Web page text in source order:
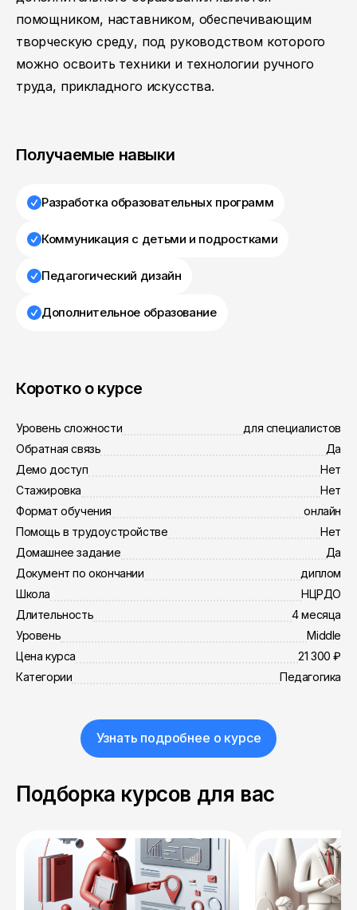
помощником, наставником, обеспечивающим
творческую среду, под руководством которого
можно освоить техники и технологии ручного
труда, прикладного искусства.
Получаемые навыки
Разработка образовательных программ
Коммуникация с детьми и подростками
Педагогический дизайн
Дополнительное образование
Коротко о курсе
Уровень сложности
для специалистов
Обратная связь
Да
Демо доступ
Нет
Стажировка
Нет
Формат обучения
онлайн
Помощь в трудоустройстве
Нет
Домашнее задание
Да
Документ по окончании
диплом
Школа
НЦРДО
Длительность
4 месяца
Уровень
Middle
Цена курса
21 300 ₽
Категории
Педагогика
Узнать подробнее о курсе
Подборка курсов для вас